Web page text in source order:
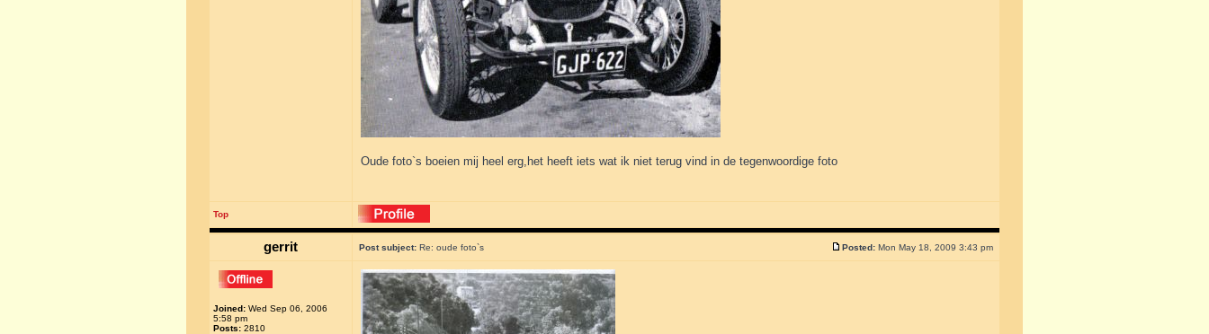
Oude foto`s boeien mij heel erg,het heeft iets wat ik niet terug vind in de tegenwoordige foto
Top
gerrit Post subject: Re: oude foto`s Posted: Mon May 18, 2009 3:43 pm
Joined: Wed Sep 06, 2006
5:58 pm
Posts: 2810